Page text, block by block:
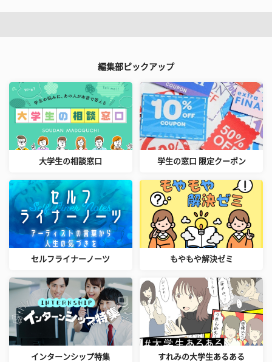
編集部ピックアップ
大学生の相談窓口 学生の窓口 限定クーポン
セルフライナーノーツ もやもや解決ゼミ
インターンシップ特集 すれみの大学生あるある